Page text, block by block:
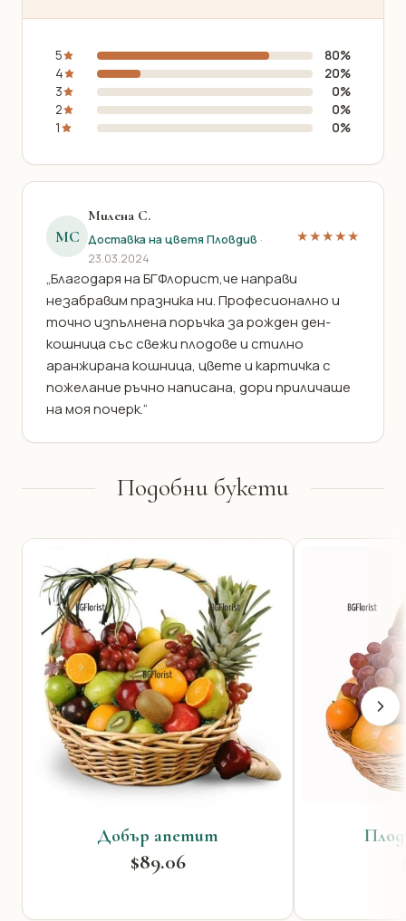
5
80%
4
20%
3
0%
2
0%
1
0%
МС
Милена С.
Доставка на цветя Пловдив ·
23.03.2024
★★★★★
„Благодаря на БГФлорист,че направи
незабравим празника ни. Професионално и
точно изпълнена поръчка за рожден ден-
кошница със свежи плодове и стилно
аранжирана кошница, цвете и картичка с
пожелание ръчно написана, дори приличаше
на моя почерк.“
Подобни букети
Добър апетит
$89.06